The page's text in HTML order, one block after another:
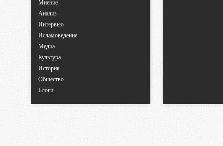
Мнение
Анализ
Интервью
Исламоведение
Медиа
Культура
История
Общество
Блоги